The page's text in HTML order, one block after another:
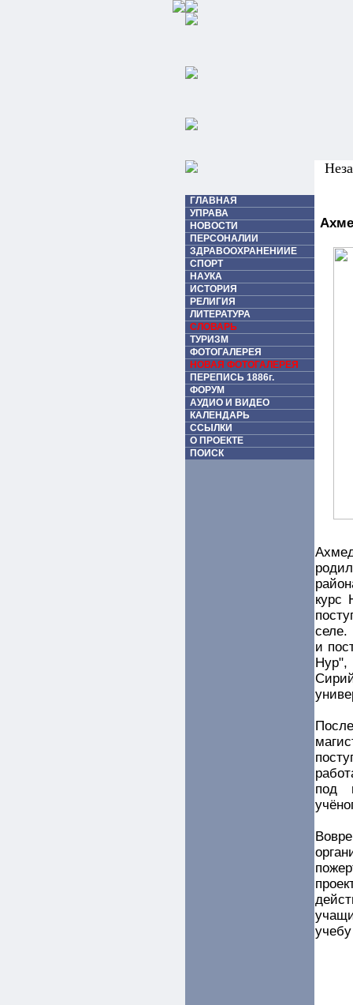
ГЛАВНАЯ
УПРАВА
НОВОСТИ
ПЕРСОНАЛИИ
ЗДРАВООХРАНЕНИИЕ
СПОРТ
НАУКА
ИСТОРИЯ
РЕЛИГИЯ
ЛИТЕРАТУРА
СЛОВАРЬ
ТУРИЗМ
ФОТОГАЛЕРЕЯ
НОВАЯ ФОТОГАЛЕРЕЯ
ПЕРЕПИСЬ 1886г.
ФОРУМ
АУДИО И ВИДЕО
КАЛЕНДАРЬ
ССЫЛКИ
О ПРОЕКТЕ
ПОИСК
курс
селе.
и
под